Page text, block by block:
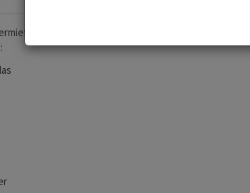
das sich unweit des Bahnhofs, des